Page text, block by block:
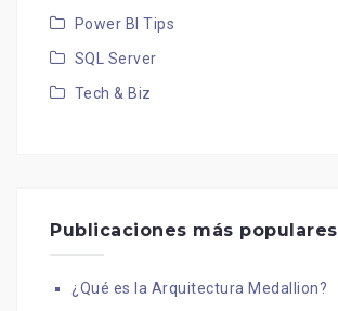
Power BI Tips
SQL Server
Tech & Biz
Publicaciones más populares
¿Qué es la Arquitectura Medallion?